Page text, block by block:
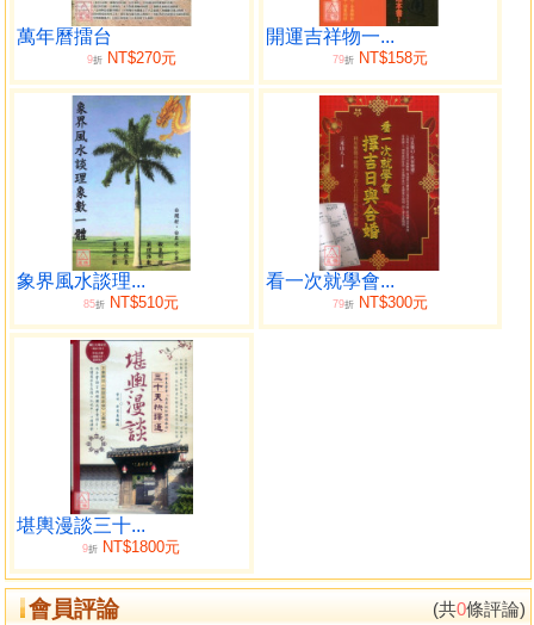
多元的建築世界中，率先啟用衛星相關圖資疊合應用，操作
過程呈現了融和與創新的共構模式，願將建築風水之營建實
務、空間整合、論文研究相關心得，分享大眾，期望帶動傳
統風水文化之研究風潮，既承襲傳統文化，又能在現代建築
中蛻變出創新的共構模式，有助於強化風水學在現代建築上
更廣泛的應用。
胡氏有關堪輿之著作如下：
1997~2026年《陽宅風水指南》(30冊) 台灣瑞成出版社
2004年《胡肇台論建築風水》台灣瑞成出版社
2006年《風水新視角論建築風水》台灣瑞成出版社
2011年《居家風水佈置空間手冊》湖南美術出版社
2013年《建築風水的幸福樂章-風水然居》台灣瑞成出版
中國風水在建築選址定向之應用(論文)
建築風水理論整合及建構吉凶應用模式(論文)
現代建築，在科技發達的今日，現代人講究機能、藝
術、建構、風水的需求。反觀，城鄉差距逐漸縮小，造成都
市高樓林立，看不到山，也不見河流，是無法滿足山環水
繞，氣聚有情的境界。因此，為營造一個理想的建築空間，
萬年曆擂台
9折NT$270元
開運吉祥物一...
79折NT$158元
象界風水談理...
85折 NT$510元
看一次就學會...
79折NT$300元
堪輿漫談三十...
9折 NT$1800元
會員評論 (共0條評論)